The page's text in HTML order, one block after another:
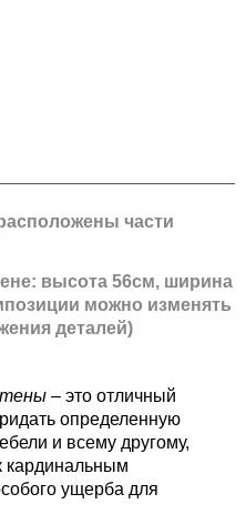
части
высота 56см, ширина
можно изменять
деталей)
– это отличный
определенную
и всему другому,
кардинальным
ущерба для